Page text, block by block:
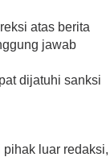
atas berita
jawab
dijatuhi sanksi
luar redaksi,